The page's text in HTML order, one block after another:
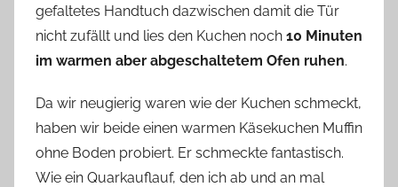
gefaltetes Handtuch dazwischen damit die Tür
nicht zufällt und lies den Kuchen noch 10 Minuten
im warmen aber abgeschaltetem Ofen ruhen.
Da wir neugierig waren wie der Kuchen schmeckt,
haben wir beide einen warmen Käsekuchen Muffin
ohne Boden probiert. Er schmeckte fantastisch.
Wie ein Quarkauflauf, den ich ab und an mal